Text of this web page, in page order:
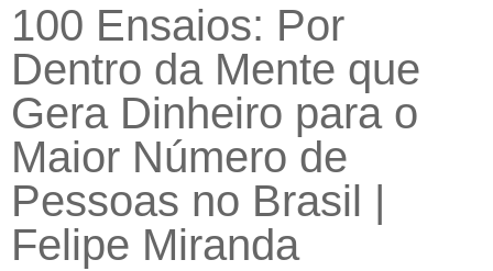
100 Ensaios: Por
Dentro da Mente que
Gera Dinheiro para o
Maior Número de
Pessoas no Brasil |
Felipe Miranda